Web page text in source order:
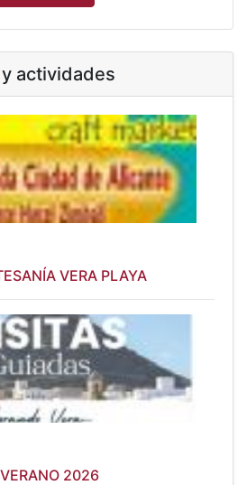
actividades
VERA PLAYA
2026